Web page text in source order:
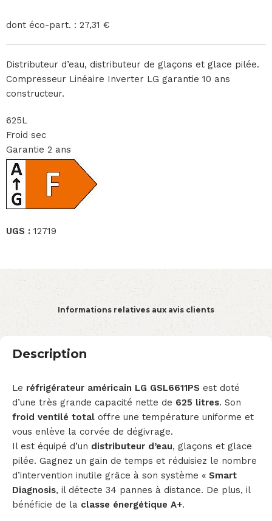
dont éco-part. : 27,31 €
Distributeur d’eau, distributeur de glaçons et glace pilée.
Compresseur Linéaire Inverter LG garantie 10 ans
constructeur.
625L
Froid sec
Garantie 2 ans
UGS : 12719
Informations relatives aux avis clients
Description
Le réfrigérateur américain LG GSL6611PS est doté
d’une très grande capacité nette de 625 litres. Son
froid ventilé total offre une température uniforme et
vous enlève la corvée de dégivrage.
Il est équipé d’un distributeur d’eau, glaçons et glace
pilée. Gagnez un gain de temps et réduisiez le nombre
d’intervention inutile grâce à son système « Smart
Diagnosis, il détecte 34 pannes à distance. De plus, il
bénéficie de la classe énergétique A+.